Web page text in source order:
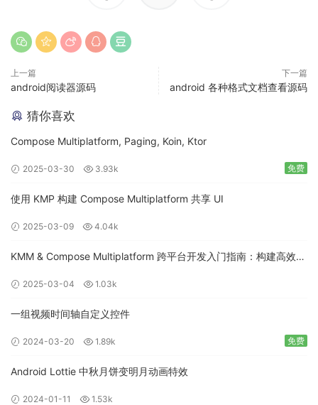
上一篇
android阅读器源码
下一篇
android 各种格式文档查看源码
猜你喜欢
Compose Multiplatform, Paging, Koin, Ktor
2025-03-30 3.93k 免费
使用 KMP 构建 Compose Multiplatform 共享 UI
2025-03-09 4.04k
KMM & Compose Multiplatform 跨平台开发入门指南：构建高效的
2025-03-04 1.03k
一组视频时间轴自定义控件
2024-03-20 1.89k 免费
Android Lottie 中秋月饼变明月动画特效
2024-01-11 1.53k